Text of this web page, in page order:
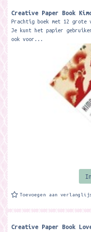
Creative Paper Book
Prachtig boek met 12
Je kunt het papier
ook voor...
Toevoegen aan
Creative Paper Book